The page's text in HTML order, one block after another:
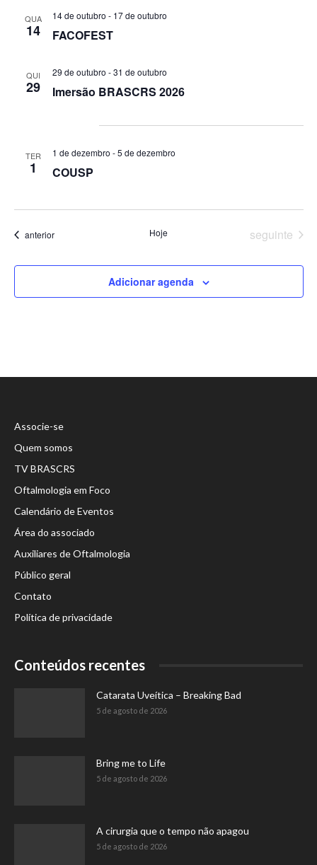
QUA
14
14 de outubro - 17 de outubro
FACOFEST
QUI
29
29 de outubro -31 de outubro
Imersão BRASCRS 2026
TER
1
1 de dezembro -5 de dezembro
COUSP
Eventos
anterior Hoje Eventos
seguinte
Adicionar agenda
Associe-se
Quem somos
TV BRASCRS
Oftalmologia em Foco
Calendário de Eventos
Área do associado
Auxiliares de Oftalmologia
Público geral
Contato
Política de privacidade
Conteúdos recentes
Catarata Uveítica – Breaking Bad
5 de agosto de 2026
Bring me to Life
5 de agosto de 2026
A cirurgia que o tempo não apagou
5 de agosto de 2026